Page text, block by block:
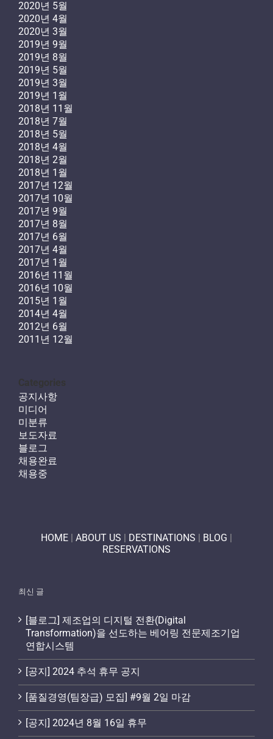
2020년 5월
2020년 4월
2020년 3월
2019년 9월
2019년 8월
2019년 5월
2019년 3월
2019년 1월
2018년 11월
2018년 7월
2018년 5월
2018년 4월
2018년 2월
2018년 1월
2017년 12월
2017년 10월
2017년 9월
2017년 8월
2017년 6월
2017년 4월
2017년 1월
2016년 11월
2016년 10월
2015년 1월
2014년 4월
2012년 6월
2011년 12월
Categories
공지사항
미디어
미분류
보도자료
블로그
채용완료
채용중
HOME | ABOUT US | DESTINATIONS | BLOG |
RESERVATIONS
최신 글
[블로그] 제조업의 디지털 전환(Digital
Transformation)을 선도하는 베어링 전문제조기업
연합시스템
[공지] 2024 추석 휴무 공지
[품질경영(팀장급) 모집] #9월 2일 마감
[공지] 2024년 8월 16일 휴무